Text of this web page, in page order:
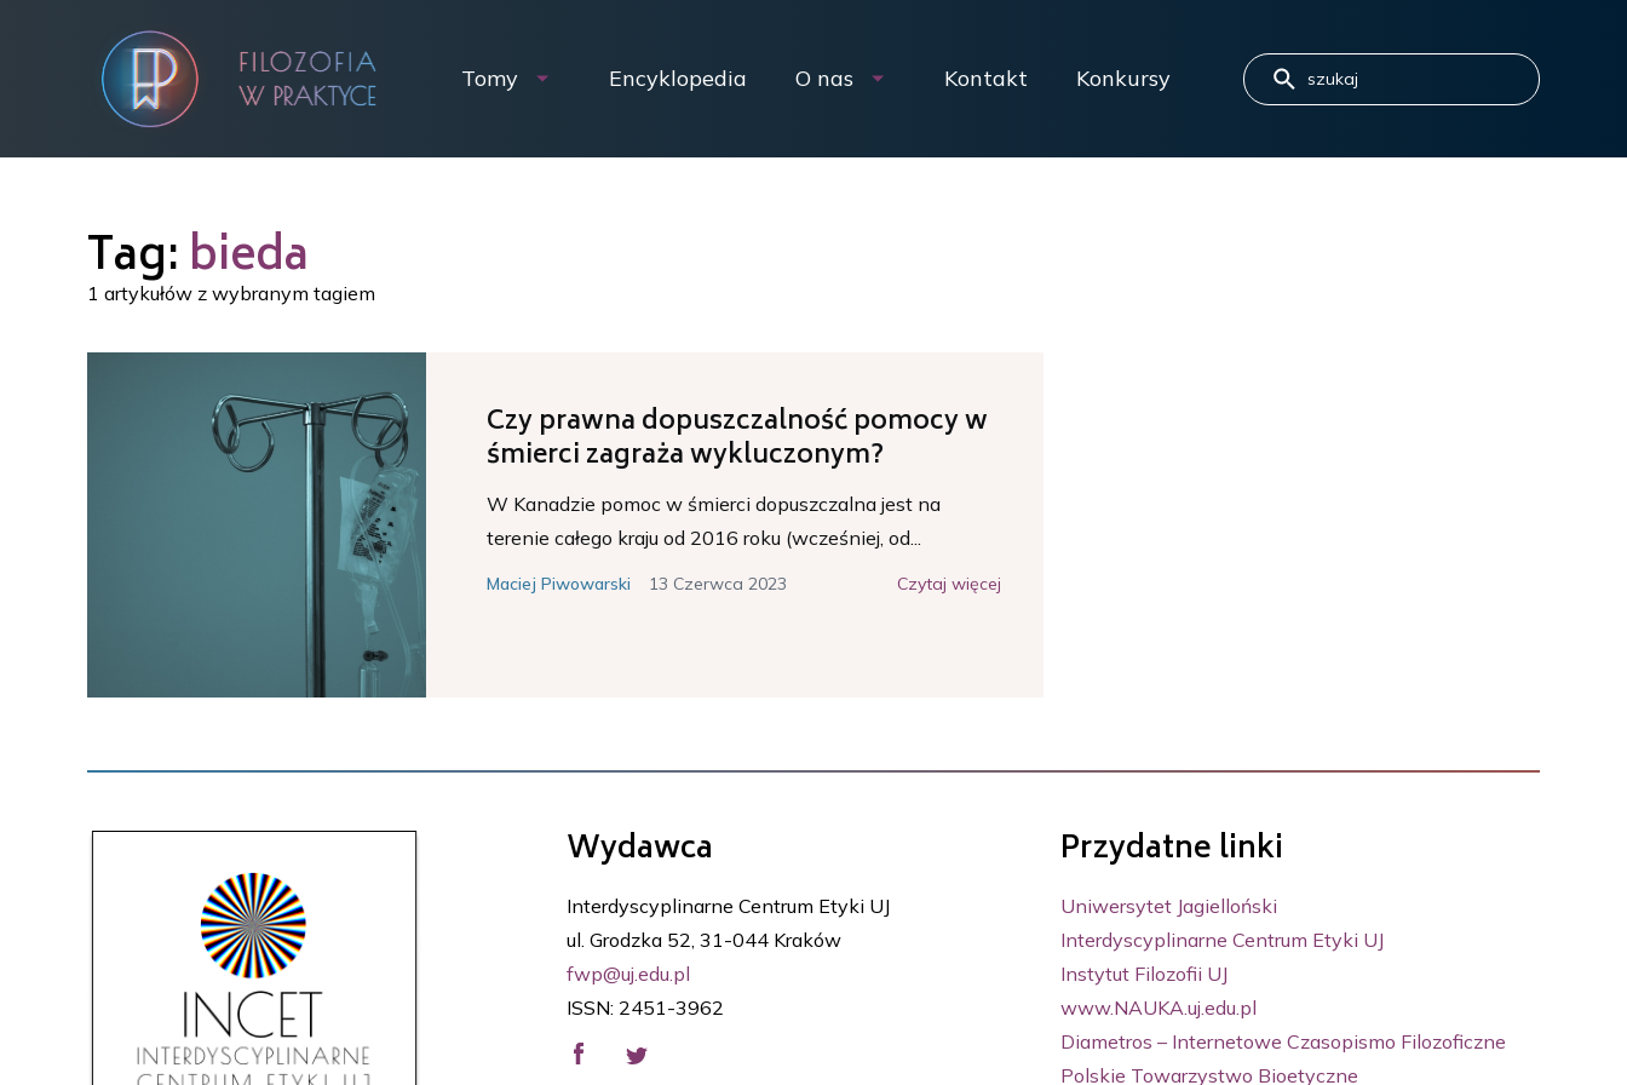
Tomy Encyklopedia O nas Kontakt Konkursy
Tag: bieda
1 artykułów z wybranym tagiem
Czy prawna dopuszczalność pomocy w
śmierci zagraża wykluczonym?
W Kanadzie pomoc w śmierci dopuszczalna jest na
terenie całego kraju od 2016 roku (wcześniej, od...
Maciej Piwowarski 13 Czerwca 2023 Czytaj więcej
Wydawca
Interdyscyplinarne Centrum Etyki UJ
ul. Grodzka 52, 31-044 Kraków
fwp@uj.edu.pl
ISSN: 2451-3962
Przydatne linki
Uniwersytet Jagielloński
Interdyscyplinarne Centrum Etyki UJ
Instytut Filozofii UJ
www.NAUKA.uj.edu.pl
Diametros – Internetowe Czasopismo Filozoficzne
Polskie Towarzystwo Bioetyczne